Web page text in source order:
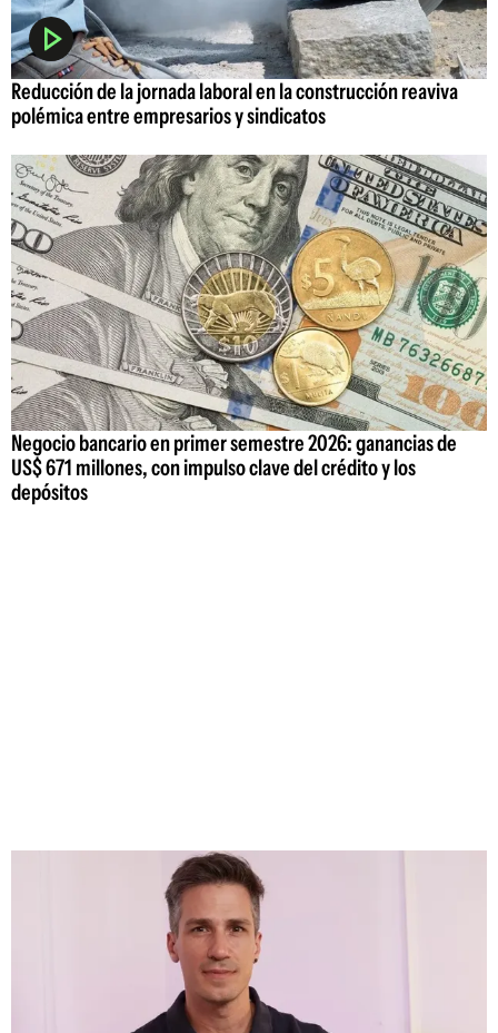
Reducción de la jornada laboral en la construcción reaviva
polémica entre empresarios y sindicatos
Negocio bancario en primer semestre 2026: ganancias de
US$ 671 millones, con impulso clave del crédito y los
depósitos